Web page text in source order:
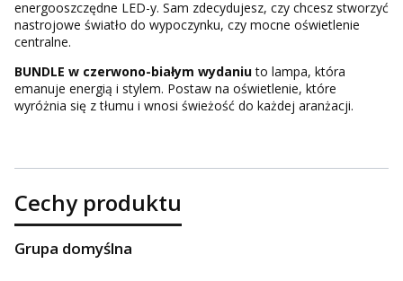
energooszczędne LED-y. Sam zdecydujesz, czy chcesz stworzyć
nastrojowe światło do wypoczynku, czy mocne oświetlenie
centralne.
BUNDLE w czerwono-białym wydaniuto lampa, która
emanuje energią i stylem. Postaw na oświetlenie, które
wyróżnia się z tłumu i wnosi świeżość do każdej aranżacji.
Cechy produktu
Grupa domyślna